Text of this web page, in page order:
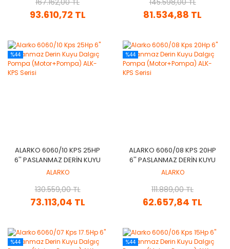
93.610,72 TL
167.162,00 TL
81.534,88 TL
145.598,00 TL
%44
ALARKO 6060/10 KPS 25HP
6'' PASLANMAZ DERIN KUYU
DALGIÇ POMPA
SERISI
ALARKO
73.113,04 TL
130.559,00 TL
%44
ALARKO 6060/08 KPS 20HP
6'' PASLANMAZ DERIN KUYU
DALGIÇ POMPA
SERISI
ALARKO
62.657,84 TL
111.889,00 TL
%44 %44